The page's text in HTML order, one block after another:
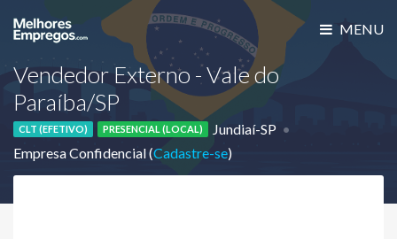
MENU
Vendedor Externo - Vale do
Paraíba/SP
CLT (EFETIVO) PRESENCIAL (LOCAL)
Jundiaí-SP
Empresa Confidencial (Cadastre-se)